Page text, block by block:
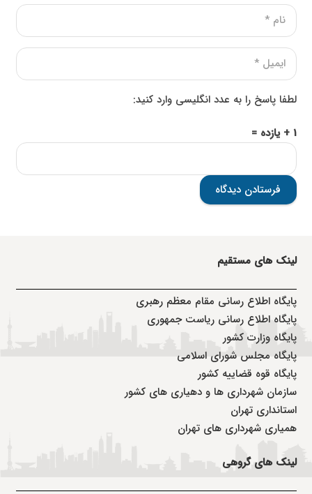
لطفا پاسخ را به عدد انگلیسی وارد کنید:
1 + یازده =
فرستادن دیدگاه
لینک های مستقیم
پایگاه اطلاع رسانی مقام معظم رهبری
پایگاه اطلاع رسانی ریاست جمهوری
پایگاه وزارت کشور
پایگاه مجلس شورای اسلامی
پایگاه قوه قضاییه کشور
سازمان شهرداری ها و دهیاری های کشور
استانداری تهران
همیاری شهرداری های تهران
لینک های گروهی